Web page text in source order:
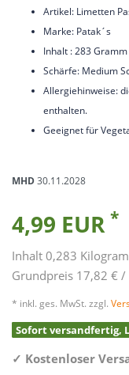
Artikel: Limetten
Marke: Patak´s
Inhalt : 283 Gramm
Schärfe: Medium
Allergiehinweise:
enthalten.
Geeignet für
MHD30.11.2028
4,99 EUR *
Inhalt0,283
Grundpreis 17,82 €
* inkl. ges. MwSt. zzgl.
Sofort versandfertig,
✓ Kostenloser